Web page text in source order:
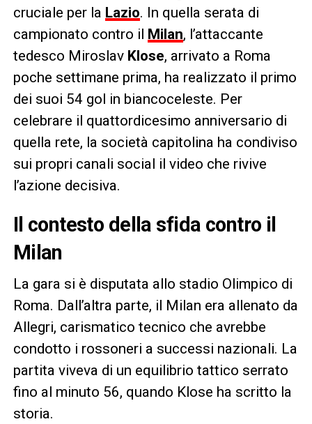
cruciale per la Lazio. In quella serata di
campionato contro il Milan, l’attaccante
tedesco Miroslav Klose, arrivato a Roma
poche settimane prima, ha realizzato il primo
dei suoi 54 gol in biancoceleste. Per
celebrare il quattordicesimo anniversario di
quella rete, la società capitolina ha condiviso
sui propri canali social il video che rivive
l’azione decisiva.
Il contesto della sfida contro il
Milan
La gara si è disputata allo stadio Olimpico di
Roma. Dall’altra parte, il Milan era allenato da
Allegri, carismatico tecnico che avrebbe
condotto i rossoneri a successi nazionali. La
partita viveva di un equilibrio tattico serrato
fino al minuto 56, quando Klose ha scritto la
storia.